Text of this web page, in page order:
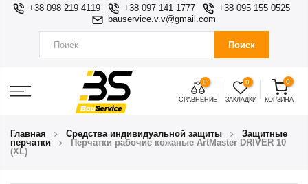
+38 098 219 4119 +38 097 141 1777
+38 095 155 0525
bauservice.v.v@gmail.com
Поиск
0
СРАВНЕНИЕ
0
ЗАКЛАДКИ
0
КОРЗИНА
Главная Средства индивидуальной защиты
Защитные
перчатки
Перчатки рабочие кожаные ArtMaster DRIVER 10
(XL)